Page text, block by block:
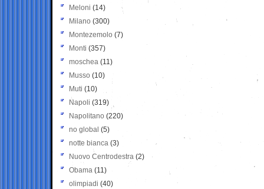
Meloni (14)
Milano (300)
Montezemolo (7)
Monti (357)
moschea (11)
Musso (10)
Muti (10)
Napoli (319)
Napolitano (220)
no global (5)
notte bianca (3)
Nuovo Centrodestra (2)
Obama (11)
olimpiadi (40)